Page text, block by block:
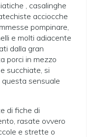
, casalinghe
acciocche
pompinare,
e molti adiacente
dalla gran
porci in mezzo
succhiate, si
sensuale
di fiche di
rasate ovvero
e strette o